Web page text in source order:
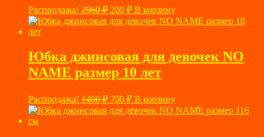
Распродажа! 2960₽ Первоначальная
цена
составляла
200 ₽Текущая
цена:
В корзину
Юбка джинсовая для девочек NO
NAME размер 10 лет
Распродажа! 1400₽ Первоначальная
цена
составляла
700 ₽Текущая
цена:
В корзину